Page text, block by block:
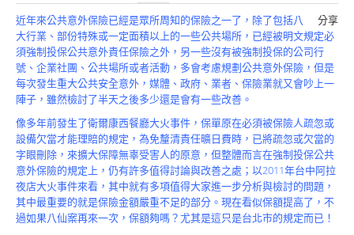
台灣商業保險
第一品牌
關於豐林
About
服務項目
Service
火災保額
估算系統
商品簡介
Product
分享
近年來公共意外保險已經是眾所周知的保險之一了，除了包括八
大行業、部份特殊或一定面積以上的一些公共場所，已經被明文規定必
須強制投保公共意外責任保險之外，另一些沒有被強制投保的公司行
號、企業社團、公共場所或者活動，多會考慮規劃公共意外保險，但是
每次發生重大公共安全意外，媒體、政府、業者、保險業就又會吵上一
陣子，雖然檢討了半天之後多少還是會有一些改善。
像多年前發生了衛爾康西餐廳大火事件，保單原在必須被保險人疏忽或
設備欠當才能理賠的規定，為免釐清責任曠日費時，已將疏忽或欠當的
字眼刪除，來擴大保障無辜受害人的原意，但整體而言在強制投保公共
意外保險的規定上，仍有許多值得討論與改善之處；以2011年台中阿拉
夜店大火事件來看，其中就有多項值得大家進一步分析與檢討的問題，
其中最重要的就是保險金額嚴重不足的部分。現在看似保額提高了，不
過如果八仙案再來一次，保額夠嗎？尤其是這只是台北市的規定而已！